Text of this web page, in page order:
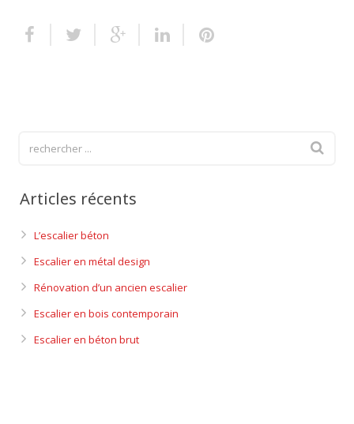
Articles récents
L’escalier béton
Escalier en métal design
Rénovation d’un ancien escalier
Escalier en bois contemporain
Escalier en béton brut